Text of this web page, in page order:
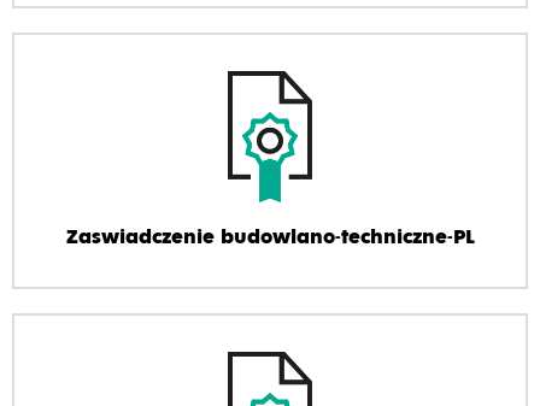
Zaswiadczenie budowlano-techniczne-PL